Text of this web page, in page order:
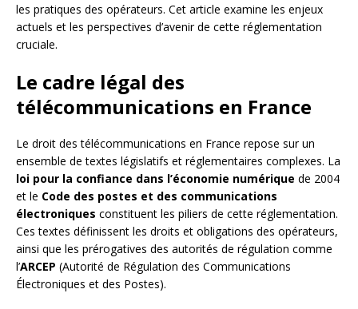
les pratiques des opérateurs. Cet article examine les enjeux
actuels et les perspectives d’avenir de cette réglementation
cruciale.
Le cadre légal des
télécommunications en France
Le droit des télécommunications en France repose sur un
ensemble de textes législatifs et réglementaires complexes. La
loi pour la confiance dans l’économie numérique de 2004
et le Code des postes et des communications
électroniques constituent les piliers de cette réglementation.
Ces textes définissent les droits et obligations des opérateurs,
ainsi que les prérogatives des autorités de régulation comme
l’ARCEP (Autorité de Régulation des Communications
Électroniques et des Postes).